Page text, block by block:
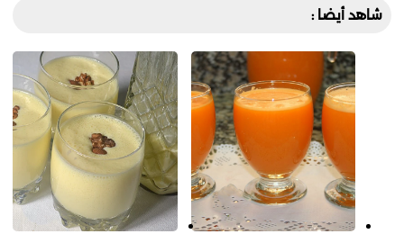
شاهد أيضا :